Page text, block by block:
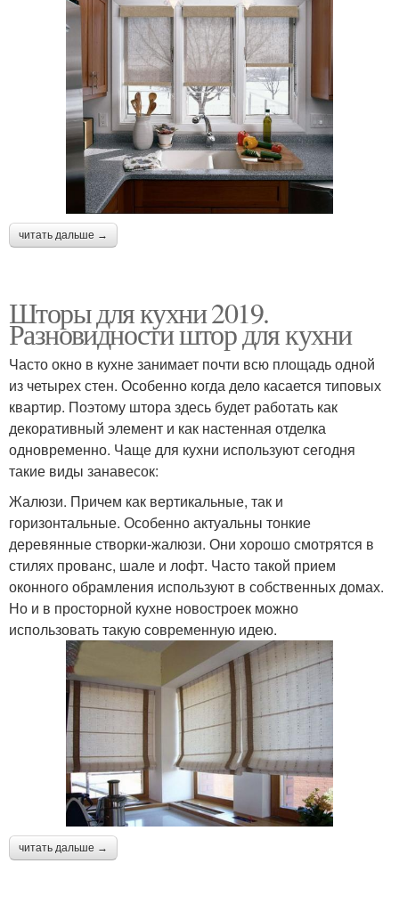
читать дальше →
Шторы для кухни 2019.
Разновидности штор для кухни
Часто окно в кухне занимает почти всю площадь одной
из четырех стен. Особенно когда дело касается типовых
квартир. Поэтому штора здесь будет работать как
декоративный элемент и как настенная отделка
одновременно. Чаще для кухни используют сегодня
такие виды занавесок:
Жалюзи. Причем как вертикальные, так и
горизонтальные. Особенно актуальны тонкие
деревянные створки-жалюзи. Они хорошо смотрятся в
стилях прованс, шале и лофт. Часто такой прием
оконного обрамления используют в собственных домах.
Но и в просторной кухне новостроек можно
использовать такую современную идею.
читать дальше →